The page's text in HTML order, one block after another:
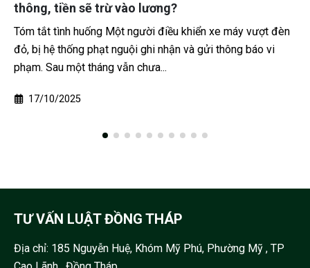
thông, tiền sẽ trừ vào lương?
Tóm tắt tình huống Một người điều khiển xe máy vượt đèn
đỏ, bị hệ thống phạt nguội ghi nhận và gửi thông báo vi
phạm. Sau một tháng vẫn chưa...
17/10/2025
TƯ VẤN LUẬT ĐỒNG THÁP
Địa chỉ: 185 Nguyễn Huệ, Khóm Mỹ Phú, Phường Mỹ , TP